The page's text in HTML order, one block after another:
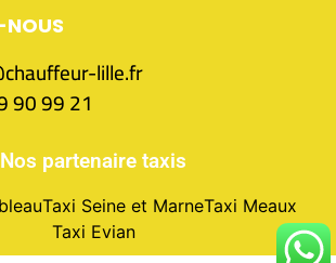
lille.fr
90 99 21
Nos partenaire taxis
Taxi Seine et MarneTaxi Meaux
Taxi Evian